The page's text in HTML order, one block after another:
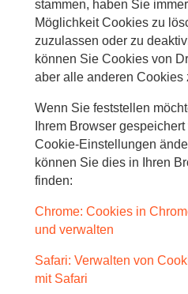
stammen, haben Sie
Möglichkeit Cookies zu
zuzulassen oder zu
können Sie Cookies von
aber alle anderen Cookies
Wenn Sie feststellen
Ihrem Browser
Cookie-Einstellungen
können Sie dies in Ihren
finden:
Chrome: Cookies in
und verwalten
Safari: Verwalten von
mit Safari